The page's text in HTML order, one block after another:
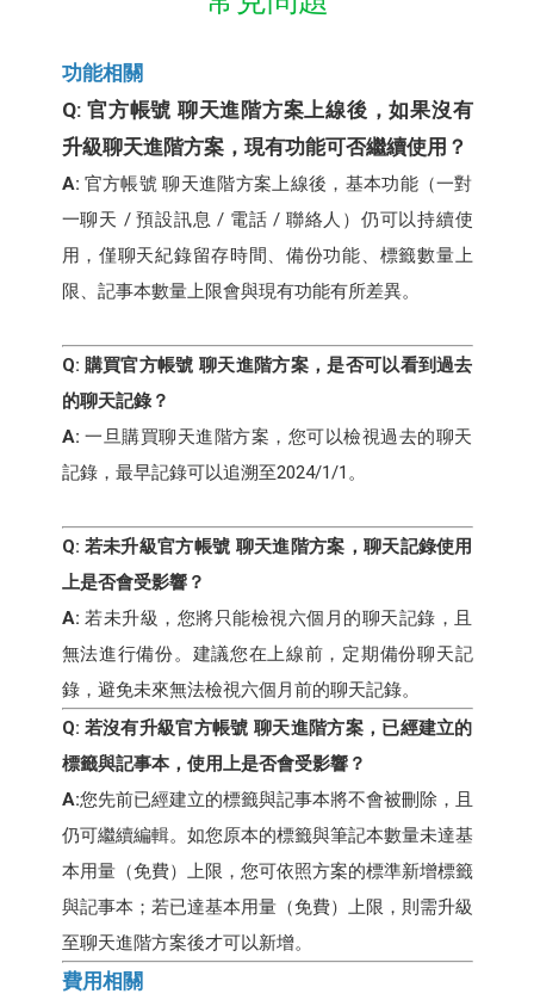
功能相關
Q: 官方帳號 聊天進階方案上線後，如果沒有
升級聊天進階方案，現有功能可否繼續使用？
A: 官方帳號 聊天進階方案上線後，基本功能（一對
一聊天 / 預設訊息 / 電話 / 聯絡人）仍可以持續使
用，僅聊天紀錄留存時間、備份功能、標籤數量上
限、記事本數量上限會與現有功能有所差異。
Q: 購買官方帳號 聊天進階方案，是否可以看到過去
的聊天記錄？
A: 一旦購買聊天進階方案，您可以檢視過去的聊天
記錄，最早記錄可以追溯至2024/1/1。
Q: 若未升級官方帳號 聊天進階方案，聊天記錄使用
上是否會受影響？
A: 若未升級，您將只能檢視六個月的聊天記錄，且
無法進行備份。建議您在上線前，定期備份聊天記
錄，避免未來無法檢視六個月前的聊天記錄。
Q: 若沒有升級官方帳號 聊天進階方案，已經建立的
標籤與記事本，使用上是否會受影響？
A:您先前已經建立的標籤與記事本將不會被刪除，且
仍可繼續編輯。如您原本的標籤與筆記本數量未達基
本用量（免費）上限，您可依照方案的標準新增標籤
與記事本；若已達基本用量（免費）上限，則需升級
至聊天進階方案後才可以新增。
費用相關